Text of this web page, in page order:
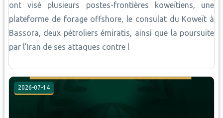
ont visé plusieurs postes-frontières koweïtiens, une
plateforme de forage offshore, le consulat du Koweït à
Bassora, deux pétroliers émiratis, ainsi que la poursuite
par l’Iran de ses attaques contre l
2026-07-14